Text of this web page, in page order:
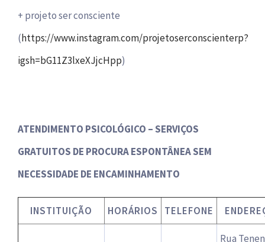
+ projeto ser consciente
(https://www.instagram.com/projetoserconscienterp?
igsh=bG11Z3lxeXJjcHpp)
ATENDIMENTO PSICOLÓGICO – SERVIÇOS
GRATUITOS DE PROCURA ESPONTÂNEA SEM
NECESSIDADE DE ENCAMINHAMENTO
INSTITUIÇÃO HORÁRIOS TELEFONE
Rua